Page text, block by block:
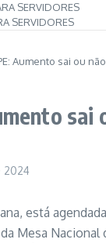
SERVIDORES
SERVIDORES
Aumento sai ou
sai
2024
está
Mesa Nacional